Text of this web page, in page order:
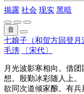
揭露 社会 现实 黑暗
音
七娘子（和贺方回登月
毛滂
〔宋代〕
月光波影寒相向。借
想。殷勤冰彩随人上。
欲同次道倾家酿。有